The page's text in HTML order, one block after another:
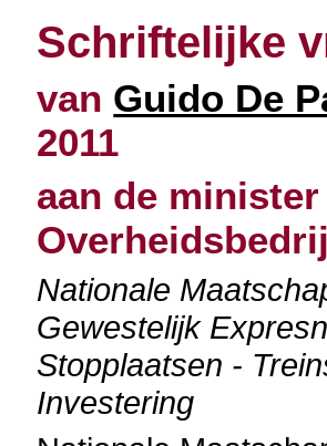
Schriftelijke
van Guido De
2011
aan de
Nationale
Gewestelijk
Stopplaatsen -
Investering